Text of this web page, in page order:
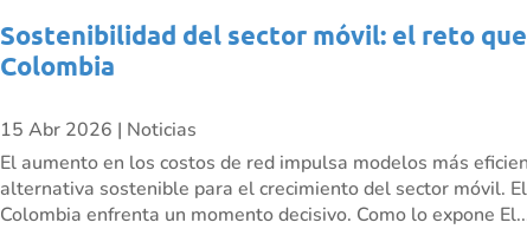
Sostenibilidad del sector móvil: el reto
Colombia
15 Abr 2026 | Noticias
El aumento en los costos de red impulsa modelos más
alternativa sostenible para el crecimiento del sector móvil.
Colombia enfrenta un momento decisivo. Como lo expone